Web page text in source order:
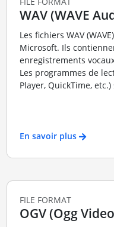
WAV (WAVE
Les fichiers WAV
Microsoft. Ils
enregistrements
Les programmes de
Player, QuickTime,
En savoir plus
FILE FORMAT
OGV (Ogg